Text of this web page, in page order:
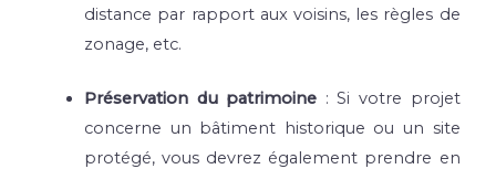
distance par rapport aux voisins, les règles de
zonage, etc.
Préservation du patrimoine : Si votre projet
concerne un bâtiment historique ou un site
protégé, vous devrez également prendre en